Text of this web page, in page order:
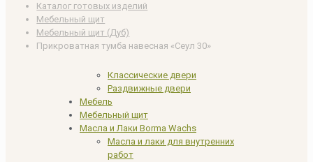
Каталог готовых изделий
Мебельный щит
Мебельный щит (Дуб)
Прикроватная тумба навесная «Сеул 30»
Классические двери
Раздвижные двери
Мебель
Мебельный щит
Масла и Лаки Borma Wachs
Масла и лаки для внутренних
работ